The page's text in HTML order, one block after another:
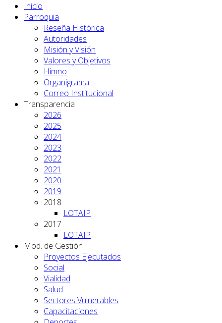
Inicio
Parroquia
Reseña Histórica
Autoridades
Misión y Visión
Valores y Objetivos
Himno
Organigrama
Correo Institucional
Transparencia
2026
2025
2024
2023
2022
2021
2020
2019
2018
LOTAIP
2017
LOTAIP
Mod. de Gestión
Proyectos Ejecutados
Social
Vialidad
Salud
Sectores Vulnerables
Capacitaciones